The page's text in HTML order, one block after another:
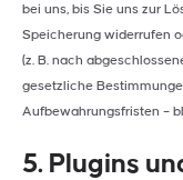
bei uns, bis Sie uns zur
Speicherung widerrufen
(z. B. nach
gesetzliche
Aufbewahrungsfristen –
5. Plugins